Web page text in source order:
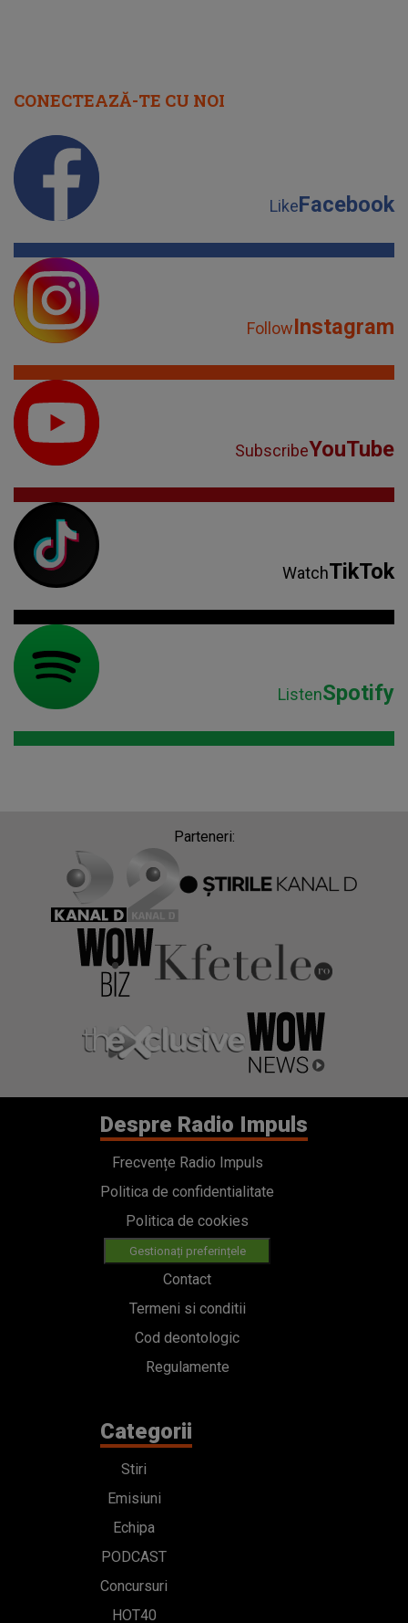
CONECTEAZĂ-TE CU NOI
LikeFacebook
FollowInstagram
SubscribeYouTube
WatchTikTok
ListenSpotify
Parteneri:
Despre Radio Impuls
Frecvențe Radio Impuls
Politica de confidentialitate
Politica de cookies
Gestionați preferințele
Contact
Termeni si conditii
Cod deontologic
Regulamente
Categorii
Stiri
Emisiuni
Echipa
PODCAST
Concursuri
HOT40